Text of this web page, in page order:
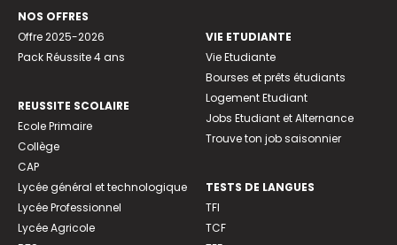
NOS OFFRES
Offre 2025-2026
Pack Réussite 4 ans
REUSSITE SCOLAIRE
Ecole Primaire
Collège
CAP
Lycée général et technologique
Lycée Professionnel
Lycée Agricole
VIE ETUDIANTE
Vie Etudiante
Bourses et prêts étudiants
Logement Etudiant
Jobs Etudiant et Alternance
Trouve ton job saisonnier
TESTS DE LANGUES
TFI
TCF